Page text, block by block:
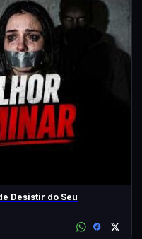
Desistir do Seu